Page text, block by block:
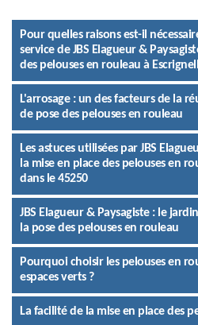
Pour quelles raisons est-il
service de JBS Elagueur &
des pelouses en rouleau à
L'arrosage : un des facteurs de la
de pose des pelouses en rouleau
Les astuces utilisées par JBS
la mise en place des pelouses en
dans le 45250
JBS Elagueur & Paysagiste : le
la pose des pelouses en rouleau
Pourquoi choisir les pelouses en
espaces verts ?
La facilité de la mise en place des